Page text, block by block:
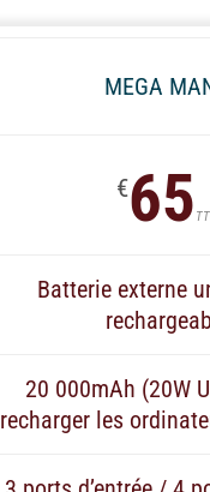
MEGA
€65
Batterie externe
20 000mAh (20W
recharger les